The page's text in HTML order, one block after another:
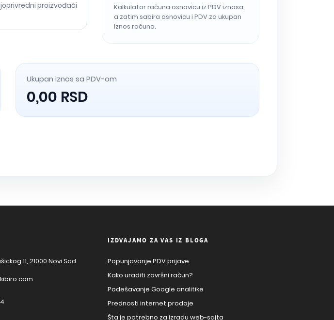
proizvođači
Kalkulator računa osnovicu iz PDV iznosa,
a zatim sabira osnovicu i PDV za ukupan
iznos računa.
Ukupan iznos sa PDV-om
0,00 RSD
11, 21000 Novi Sad
IZDVAJAMO ZA VAS IZ BLOGA
Popunjavanje PDV prijave
Kako uraditi završni račun?
Podešavanje Google analitike
Prednosti internet prodaje
Šta je potrebno za izradu web-sajta